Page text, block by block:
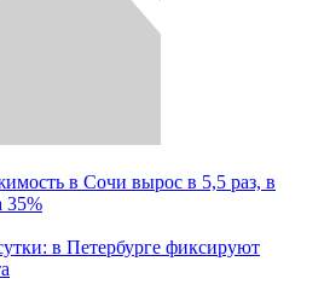
в Сочи вырос в 5,5 раз, в
35%
в Петербурге фиксируют